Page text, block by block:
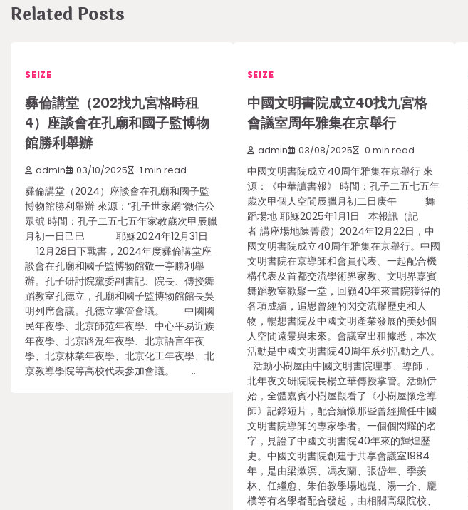
Related Posts
SEIZE
彝倫講堂（202找九宮格時租
4）座談會在孔廟和國子監博物
館勝利舉辦
admin 03/10/2025 1 min read
彝倫講堂（2024）座談會在孔廟和國子監
博物館勝利舉辦 來源：“孔子世家網”微信公
眾號 時間：孔子二五七五年家教歲次甲辰臘
月初一日己巳 耶穌2024年12月31日
12月28日下戰書，2024年度彝倫講堂座
談會在孔廟和國子監博物館敬一亭勝利舉
辦。孔子研討院黨委副書記、院長、傳授舞
蹈教室孔德立，孔廟和國子監博物館館長吳
明列席會議。孔德立掌管會議。 中國國
民年夜學、北京師范年夜學、中心平易近族
年夜學、北京路況年夜學、北京語言年夜
學、北京林業年夜學、北京化工年夜學、北
京教導學院等高校代表參加會議。 …
SEIZE
中國文明書院成立40找九宮格
會議室周年雅集在京舉行
admin 03/08/2025 0 min read
中國文明書院成立40周年雅集在京舉行 來
源：《中華讀書報》 時間：孔子二五七五年
歲次甲個人空間辰臘月初二日庚午 舞
蹈場地 耶穌2025年1月1日 本報訊（記
者 講座場地陳菁霞）2024年12月22日，中
國文明書院成立40周年雅集在京舉行。中國
文明書院在京導師和會員代表、一起配合機
構代表及首都交流學術界家教、文明界嘉賓
舞蹈教室歡聚一堂，回顧40年來書院獲得的
各項成績，追思曾經的閃交流耀歷史和人
物，暢想書院及中國文明產業發展的美妙個
人空間遠景與未來。會議室出租據悉，本次
活動是中國文明書院40周年系列活動之八。
活動小樹屋由中國文明書院理事、導師，
北年夜文研院院長楊立華傳授掌管。活動伊
始，全體嘉賓小樹屋觀看了《小樹屋懷念導
師》記錄短片，配合緬懷那些曾經擔任中國
文明書院導師的專家學者。一個個閃耀的名
字，見證了中國文明書院40年來的輝煌歷
史。中國文明書院創建于共享會議室1984
年，是由梁漱溟、馮友蘭、張岱年、季羨
林、任繼愈、朱伯教學場地崑、湯一介、龐
樸等有名學者配合發起，由相關高級院校、